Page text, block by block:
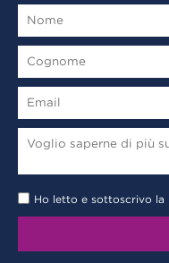
Ho letto e sottoscrivo la